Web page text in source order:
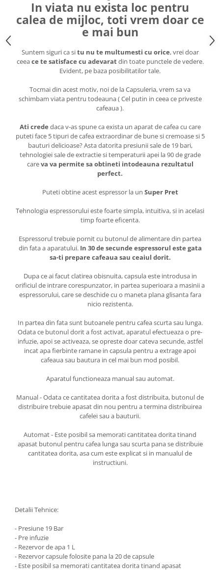
In viata nu exista loc pentru
calea de mijloc, toti vrem doar ce
e mai bun
Suntem siguri ca situ nu te multumesti cu orice, vrei doar
ceeace te satisface cu adevaratdin toate punctele de vedere.
Evident, pe baza posibilitatilor tale.
Tocmai din acest motiv, noi de la Capsuleria, vrem sa va
schimbam viata pentru todeauna ( Cel putin in ceea ce priveste
cafeaua ).
Ati crede daca v-as spune ca exista un aparat de cafea cu care
puteti face 5 tipuri de cafea extraordinar de bune si cremoase si 5
bauturi delicioase? Asta datorita presiunii sale de 19 bari,
tehnologiei sale de extractie si temperaturii apei la 90 de grade
careva va permite sa obtineti intodeauna rezultatul
perfect.
Puteti obtine acest espressor la un Super Pret
Tehnologia espressorului este foarte simpla, intuitiva, si in acelasi
timp foarte eficenta.
Espressorul trebuie pornit cu butonul de alimentare din partea
din fata a aparatului. In 30 de secunde espressorul este gata
sa-ti prepare cafeaua sau ceaiul dorit.
Dupa ce ai facut clatirea obisnuita, capsula este introdusa in
orificiul de intrare corespunzator, in partea superioara a masinii a
espressorului, care se deschide cu o maneta plana glisanta fara
nicio rezistenta.
In partea din fata sunt butoanele pentru cafea scurta sau lunga.
Odata ce butonul dorit a fost activat, aparatul efectueaza o pre-
infuzie, apoi se activeaza, se opreste doar cateva secunde, astfel
incat apa fierbinte ramane in capsula pentru a extrage apoi
cafeaua sau bautura in cel mai bun mod posibil.
Aparatul functioneaza manual sau automat.
Manual - Odata ce cantitatea dorita a fost distribuita, butonul de
distribuire trebuie apasat din nou pentru a termina distribuirea
cafelei sau a bauturii.
Automat - Este posibil sa memorati cantitatea dorita tinand
apasat butonul pentru cafea lunga sau scurta pana se distribuie
cantitatea dorita, asa cum este explicat si in manualul de
instructiuni.
Detalii Tehnice:
- Presiune 19 Bar
- Pre infuzie
- Rezervor de apa 1 L
- Rezervor capsule folosite pana la 20 de capsule
- Este posibil sa memorati cantitatea dorita tinand apasat